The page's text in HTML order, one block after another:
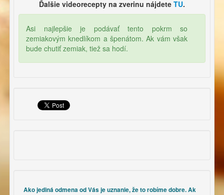
Ďalšie videorecepty na zverinu nájdete TU.
Asi najlepšie je podávať tento pokrm so
zemiakovým knedlíkom a špenátom. Ak vám však
bude chutiť zemiak, tiež sa hodí.
Ako jediná odmena od Vás je uznanie, že to robíme dobre. Ak